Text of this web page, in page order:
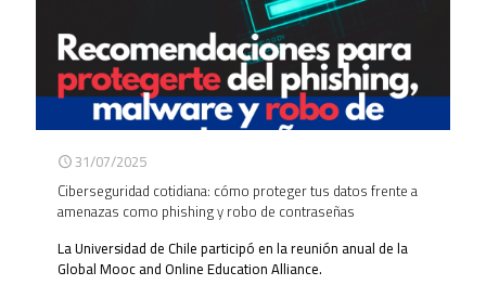
31/07/2025
Ciberseguridad cotidiana: cómo proteger tus datos frente a
amenazas como phishing y robo de contraseñas
La Universidad de Chile participó en la reunión anual de la
Global Mooc and Online Education Alliance.